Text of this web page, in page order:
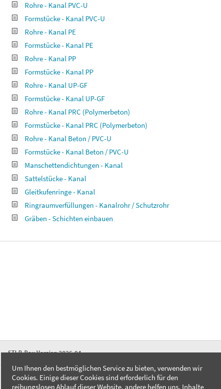
Rohre - Kanal PVC-U
Formstücke - Kanal PVC-U
Rohre - Kanal PE
Formstücke - Kanal PE
Rohre - Kanal PP
Formstücke - Kanal PP
Rohre - Kanal UP-GF
Formstücke - Kanal UP-GF
Rohre - Kanal PRC (Polymerbeton)
Formstücke - Kanal PRC (Polymerbeton)
Rohre - Kanal Beton / PVC-U
Formstücke - Kanal Beton / PVC-U
Manschettendichtungen - Kanal
Sattelstücke - Kanal
Gleitkufenringe - Kanal
Ringraumverfüllungen - Kanalrohr / Schutzrohr
Gräben - Schichten einbauen
STLB-Bau Version 2026-04
FAQ
Um Ihnen den bestmöglichen Service zu bieten, verwenden wir
Cookies. Einige dieser Cookies sind erforderlich für den
reibungslosen Ablauf dieser Website, andere helfen uns, Inhalte